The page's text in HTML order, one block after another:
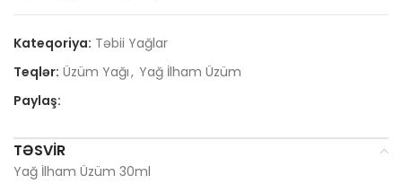
Kateqoriya: Təbii Yağlar
Teqlər: Üzüm Yağı, Yağ İlham Üzüm
Paylaş:
TƏSVIR
Yağ İlham Üzüm 30ml